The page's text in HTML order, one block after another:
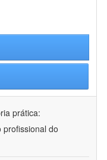
prática:
do